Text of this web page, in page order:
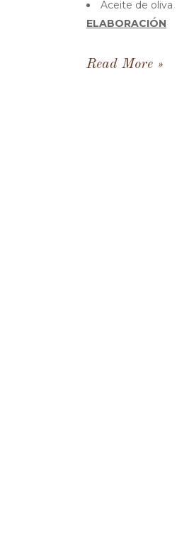
Aceite de oliva
ELABORACIÓN
Read More